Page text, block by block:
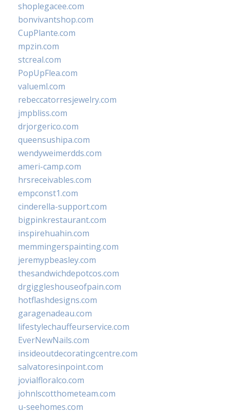
shoplegacee.com
bonvivantshop.com
CupPlante.com
mpzin.com
stcreal.com
PopUpFlea.com
valueml.com
rebeccatorresjewelry.com
jmpbliss.com
drjorgerico.com
queensushipa.com
wendyweimerdds.com
ameri-camp.com
hrsreceivables.com
empconst1.com
cinderella-support.com
bigpinkrestaurant.com
inspirehuahin.com
memmingerspainting.com
jeremypbeasley.com
thesandwichdepotcos.com
drgiggleshouseofpain.com
hotflashdesigns.com
garagenadeau.com
lifestylechauffeurservice.com
EverNewNails.com
insideoutdecoratingcentre.com
salvatoresinpoint.com
jovialfloralco.com
johnlscotthometeam.com
u-seehomes.com